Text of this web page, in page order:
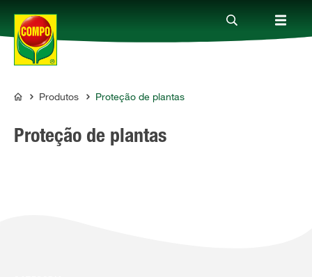
Produtos
Guia
COMPO
Produtos Proteção de plantas
Proteção de plantas